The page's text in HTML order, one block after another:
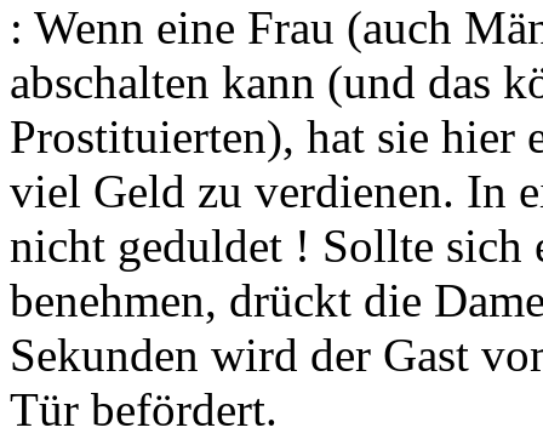
: Wenn eine Frau (auch
abschalten kann (und das
Prostituierten), hat sie
viel Geld zu verdienen. In
nicht geduldet ! Sollte sich
benehmen, drückt die
Sekunden wird der Gast
Tür befördert.